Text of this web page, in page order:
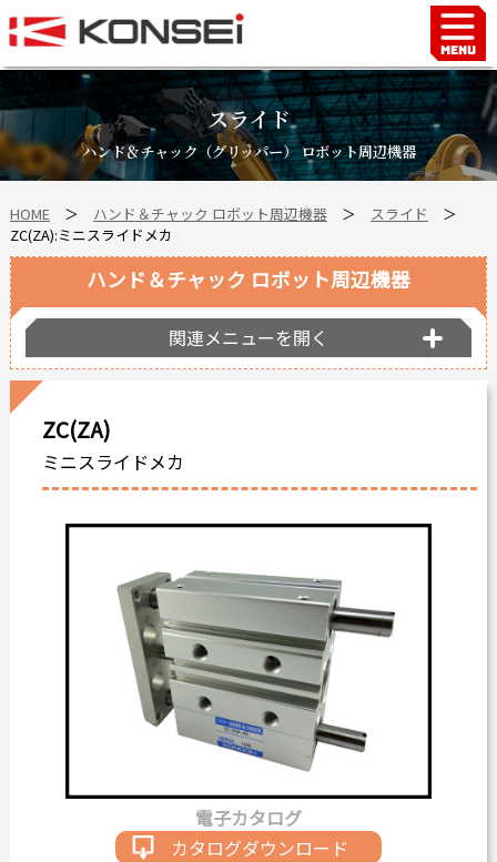
スライド
ハンド＆チャック（グリッパー） ロボット周辺機器
HOME＞ ハンド＆チャック ロボット周辺機器＞ スライド
＞
ZC(ZA):ミニスライドメカ
ZC(ZA)
ミニスライドメカ
電子カタログ
カタログダウンロード
ハンド＆チャック ロボット周辺機器
関連メニューを開く
Home
ハンド＆チャックロボット周辺機器
FAシステム
スマートファクトリーLabo
自動車部品
企業情報
会社沿革
海外拠点
個人情報の取り扱い
最新情報
カタログダウンロード
よくある質問
採用情報
お問い合わせ
Chinese